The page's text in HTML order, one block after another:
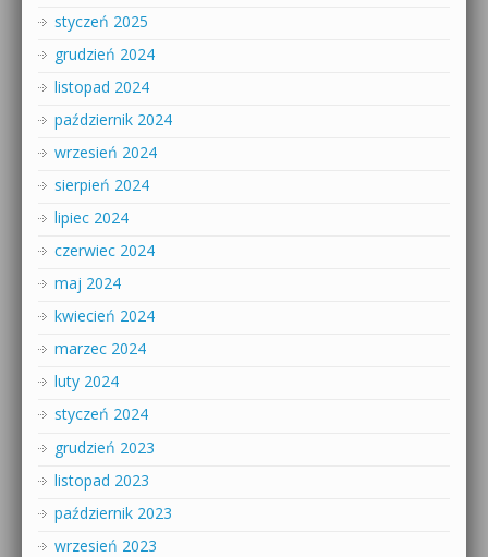
styczeń 2025
grudzień 2024
listopad 2024
październik 2024
wrzesień 2024
sierpień 2024
lipiec 2024
czerwiec 2024
maj 2024
kwiecień 2024
marzec 2024
luty 2024
styczeń 2024
grudzień 2023
listopad 2023
październik 2023
wrzesień 2023